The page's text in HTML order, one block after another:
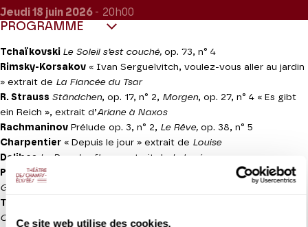
Ce site web utilise des cookies.
Jeudi 18 juin 2026 - 20h00
PROGRAMME
Tchaïkovski Le Soleil s’est couché, op. 73, n° 4
Rimsky-Korsakov « Ivan Sergueïvitch, voulez-vous aller au jardin
» extrait de La Fiancée du Tsar
R. Strauss Ständchen, op. 17, n° 2, Morgen, op. 27, n° 4 « Es gibt
ein Reich », extrait d’Ariane à Naxos
Rachmaninov Prélude op. 3, n° 2, Le Rêve, op. 38, n° 5
Charpentier « Depuis le jour » extrait de Louise
Delibes Le Duo des fleurs, extrait de
Lakmé
Prokoviev
« Un ruisseau qui serpente sur le sable clair » extrait de
Guerre et paix
Tchaïkovski
Oublier si vite,
TH. 9, Nuits Folles, op. 60, n° 6, Sérénade, op. 63, n°